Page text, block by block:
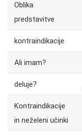
Oblika
predstavitve
kontraindikacije
Ali imam?
deluje?
Kontraindikacije
in neželeni učinki